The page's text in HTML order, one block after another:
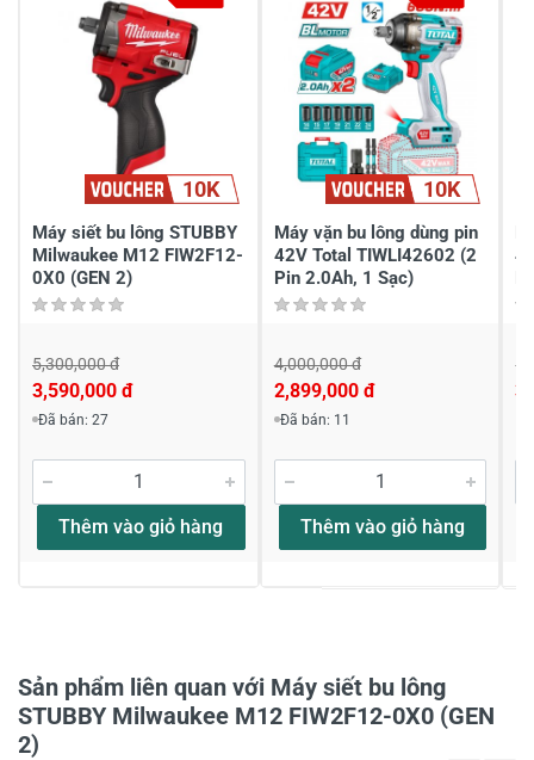
Gửi nhận xét
10K
Máy siết bu lông STUBBY
Milwaukee M12 FIW2F12-
0X0 (GEN 2)
5,300,000 đ
3,590,000 đ
Đã bán: 27
Thêm vào giỏ hàng
10K
Máy vặn bu lông dùng pin
42V Total TIWLI42602 (2
Pin 2.0Ah, 1 Sạc)
4,000,000 đ
2,899,000 đ
Đã bán: 11
Thêm vào giỏ hàng
Sản phẩm liên quan với Máy siết bu lông
STUBBY Milwaukee M12 FIW2F12-0X0 (GEN
2)